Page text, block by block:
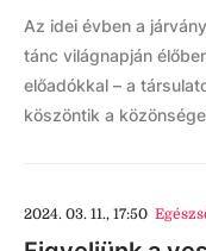
Az idei évben a
tánc világnapján
előadókkal – a
köszöntik a
2024. 03. 11., 17:50